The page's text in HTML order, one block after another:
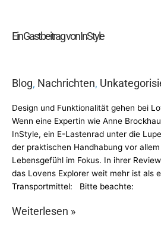
Ein Gastbeitrag von InStyle
Blog, Nachrichten,
Design und Funktionalität gehen bei
Wenn eine Expertin wie Anne
InStyle, ein E-Lastenrad unter die
der praktischen Handhabung vor
Lebensgefühl im Fokus. In ihrer
das Lovens Explorer weit mehr ist als
Transportmittel: Bitte beachte:
Weiterlesen »